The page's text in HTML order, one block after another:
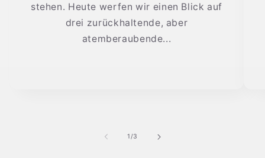
stehen. Heute werfen wir einen Blick auf
drei zurückhaltende, aber
atemberaubende...
1/von
3